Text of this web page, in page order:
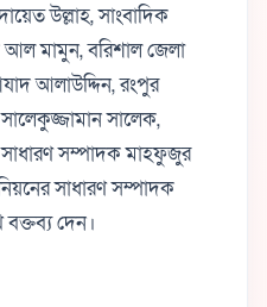
উল্লাহ, সাংবাদিক
আল মামুন, বরিশাল জেলা
আলাউদ্দিন, রংপুর
সালেক,
সাধারণ সম্পাদক মাহফুজুর
সাধারণ সম্পাদক
দেন।